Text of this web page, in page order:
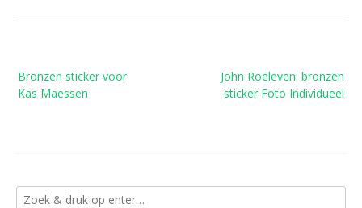
navigatie
John Roeleven: bronzen
sticker Foto Individueel
Bronzen sticker voor
Kas Maessen